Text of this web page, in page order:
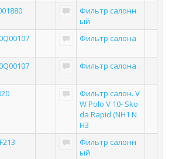
Фильтр салонн
ый
Фильтр салона
Фильтр салона
Фильтр салон. V
W Polo V 10- Sko
da Rapid (NH1 N
H3
Фильтр салонн
ый